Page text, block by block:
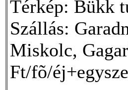
Térkép: Bükk
Szállás:
Miskolc,
Ft/fõ/